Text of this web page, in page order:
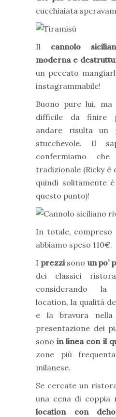
cucchiaiata
Il cannolo
moderna e
un peccato
instagrammabile!
Buono pure lui,
difficile da finire
andare risulta un
stucchevole. Il
confermiamo
tradizionale (Ricky è
quindi solitamente
questo punto)!
In totale, compreso
abbiamo speso 110€.
I prezzisono un po’
dei classici
considerando la
location, la qualità
e la bravura nella
presentazione dei
sonoin linea con il
zone più
milanese.
Se cercate un
una cena di coppia
location con